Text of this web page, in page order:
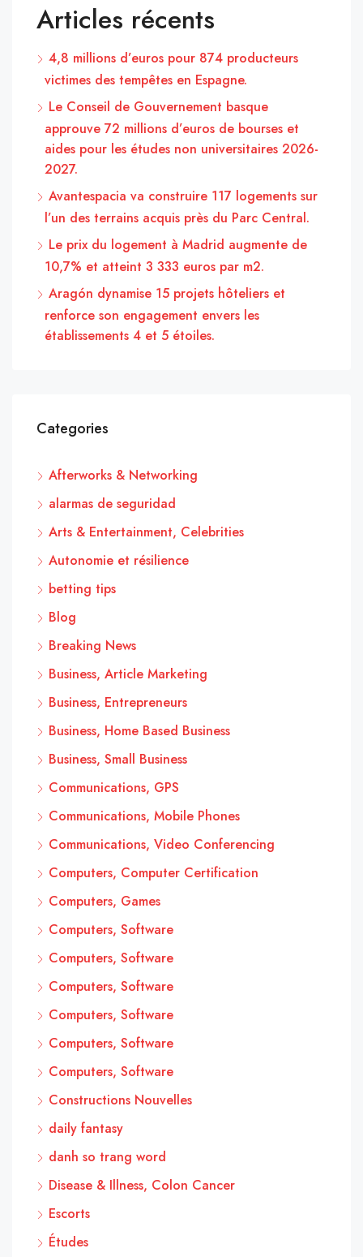
Articles récents
4,8 millions d’euros pour 874 producteurs
victimes des tempêtes en Espagne.
Le Conseil de Gouvernement basque
approuve 72 millions d’euros de bourses et
aides pour les études non universitaires 2026-
2027.
Avantespacia va construire 117 logements sur
l’un des terrains acquis près du Parc Central.
Le prix du logement à Madrid augmente de
10,7% et atteint 3 333 euros par m2.
Aragón dynamise 15 projets hôteliers et
renforce son engagement envers les
établissements 4 et 5 étoiles.
Categories
Afterworks & Networking
alarmas de seguridad
Arts & Entertainment, Celebrities
Autonomie et résilience
betting tips
Blog
Breaking News
Business, Article Marketing
Business, Entrepreneurs
Business, Home Based Business
Business, Small Business
Communications, GPS
Communications, Mobile Phones
Communications, Video Conferencing
Computers, Computer Certification
Computers, Games
Computers, Software
Computers, Software
Computers, Software
Computers, Software
Computers, Software
Computers, Software
Constructions Nouvelles
daily fantasy
danh so trang word
Disease & Illness, Colon Cancer
Escorts
Études